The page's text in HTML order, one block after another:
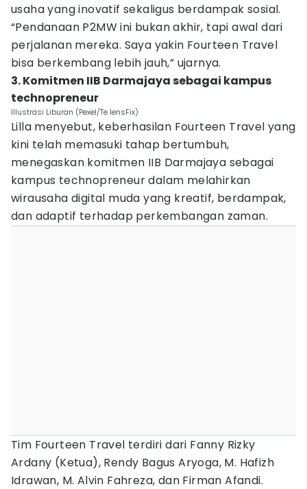
usaha yang inovatif sekaligus berdampak sosial.
“Pendanaan P2MW ini bukan akhir, tapi awal dari
perjalanan mereka. Saya yakin Fourteen Travel
bisa berkembang lebih jauh,” ujarnya.
3. Komitmen IIB Darmajaya sebagai kampus
technopreneur
Illustrasi Liburan (Pexel/Te lensFix)
Lilla menyebut, keberhasilan Fourteen Travel yang
kini telah memasuki tahap bertumbuh,
menegaskan komitmen IIB Darmajaya sebagai
kampus technopreneur dalam melahirkan
wirausaha digital muda yang kreatif, berdampak,
dan adaptif terhadap perkembangan zaman.
Tim Fourteen Travel terdiri dari Fanny Rizky
Ardany (Ketua), Rendy Bagus Aryoga, M. Hafizh
Idrawan, M. Alvin Fahreza, dan Firman Afandi.